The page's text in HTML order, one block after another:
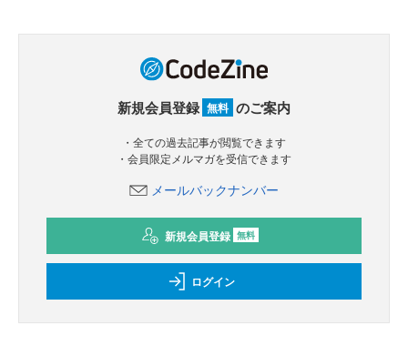
新規会員登録 無料 のご案内
・全ての過去記事が閲覧できます
・会員限定メルマガを受信できます
メールバックナンバー
新規会員登録 無料
ログイン